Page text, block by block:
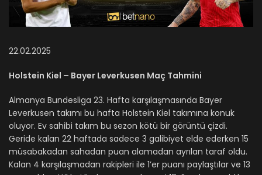
22.02.2025
Holstein Kiel – Bayer Leverkusen Maç Tahmini
Almanya Bundesliga 23. Hafta karşılaşmasında Bayer
Leverkusen takımı bu hafta Holstein Kiel takımına konuk
oluyor. Ev sahibi takım bu sezon kötü bir görüntü çizdi.
Geride kalan 22 haftada sadece 3 galibiyet elde ederken 15
müsabakadan sahadan puan alamadan ayrılan taraf oldu.
Kalan 4 karşılaşmadan rakipleri ile 1’er puanı paylaştılar ve 13